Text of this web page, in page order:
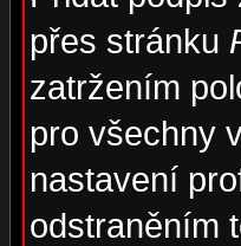
přes stránku
zatržením
pro všechny
nastavení
odstraněním